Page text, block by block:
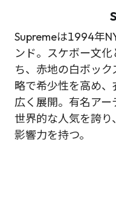
Supremeは1994年
ンド。スケボー文
ち、赤地の白ボッ
略で希少性を高め
広く展開。有名アー
世界的な人気を誇
影響力を持つ。